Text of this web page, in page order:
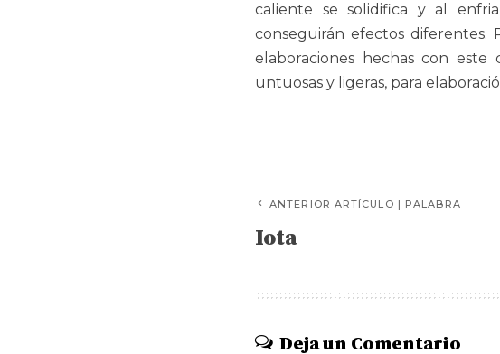
caliente se solidifica y al
conseguirán efectos
elaboraciones hechas con
untuosas y ligeras, para
ANTERIOR ARTÍCULO | PALABRA
Iota
Deja un Comentario